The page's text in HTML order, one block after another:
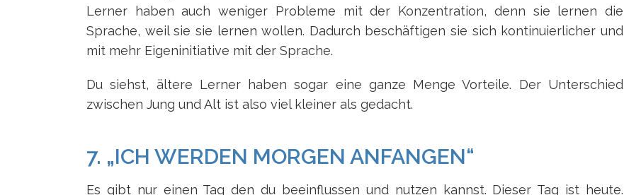
Lerner haben auch weniger Probleme mit der Konzentration, denn sie lernen die
Sprache, weil sie sie lernen wollen. Dadurch beschäftigen sie sich kontinuierlicher und
mit mehr Eigeninitiative mit der Sprache.
Du siehst, ältere Lerner haben sogar eine ganze Menge Vorteile. Der Unterschied
zwischen Jung und Alt ist also viel kleiner als gedacht.
7. „ICH WERDEN MORGEN ANFANGEN“
Es gibt nur einen Tag den du beeinflussen und nutzen kannst. Dieser Tag ist heute.